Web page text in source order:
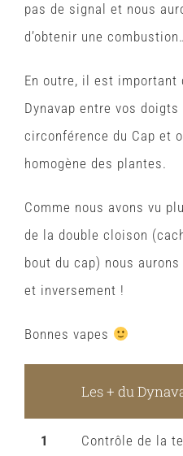
pas de signal et nous
d’obtenir une
En outre, il est important
Dynavap entre vos
circonférence du Cap et
homogène des plantes.
Comme nous avons vu
de la double cloison
bout du cap) nous
et inversement !
Bonnes vapes
Les + du
1 Contrôle de la